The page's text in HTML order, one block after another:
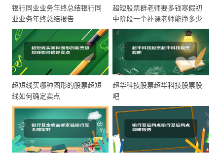
银行同业业务年终总结银行同
业业务年终总结报告
超短股票群老师要多钱寒假初
中阶段一个补课老师能挣多少
钱
超短线买哪种图形的股票超短
线如何确定卖点
超华科技股票超华科技股票股
吧